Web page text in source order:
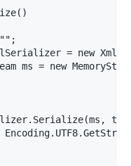
= new
ms = new